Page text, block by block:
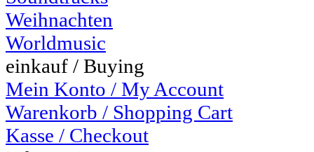
Weihnachten
Worldmusic
einkauf / Buying
Mein Konto / My Account
Warenkorb / Shopping Cart
Kasse / Checkout